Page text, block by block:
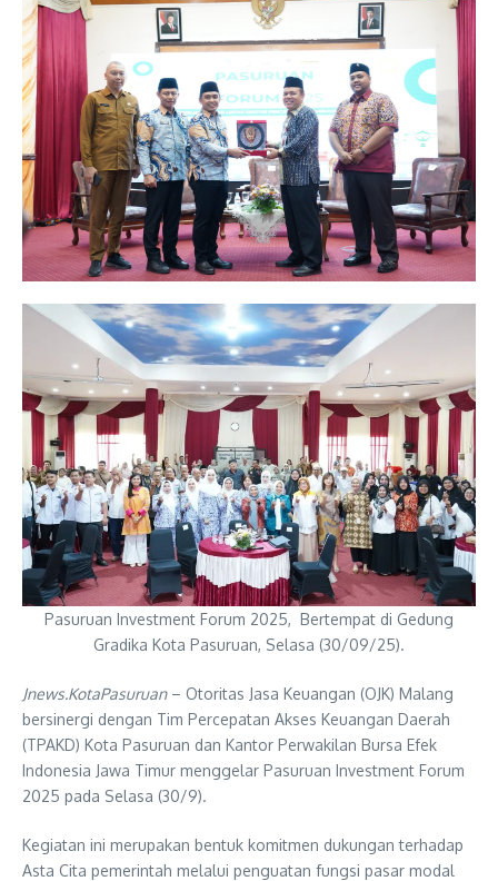
Pasuruan Investment Forum 2025, Bertempat di Gedung
Gradika Kota Pasuruan, Selasa (30/09/25).
Jnews.KotaPasuruan– Otoritas Jasa Keuangan (OJK) Malang
bersinergi dengan Tim Percepatan Akses Keuangan Daerah
(TPAKD) Kota Pasuruan dan Kantor Perwakilan Bursa Efek
Indonesia Jawa Timur menggelar Pasuruan Investment Forum
2025 pada Selasa (30/9).
Kegiatan ini merupakan bentuk komitmen dukungan terhadap
Asta Cita pemerintah melalui penguatan fungsi pasar modal